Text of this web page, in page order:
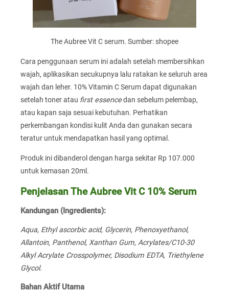
The Aubree Vit C serum. Sumber: shopee
Cara penggunaan serum ini adalah setelah membersihkan
wajah, aplikasikan secukupnya lalu ratakan ke seluruh area
wajah dan leher. 10% Vitamin C Serum dapat digunakan
setelah toner atau first essencedan sebelum pelembap,
atau kapan saja sesuai kebutuhan. Perhatikan
perkembangan kondisi kulit Anda dan gunakan secara
teratur untuk mendapatkan hasil yang optimal.
Produk ini dibanderol dengan harga sekitar Rp 107.000
untuk kemasan 20ml.
Penjelasan The Aubree Vit C 10% Serum
Kandungan (Ingredients):
Aqua, Ethyl ascorbic acid, Glycerin, Phenoxyethanol,
Allantoin, Panthenol, Xanthan Gum, Acrylates/C10-30
Alkyl Acrylate Crosspolymer, Disodium EDTA, Triethylene
Glycol.
Bahan Aktif Utama